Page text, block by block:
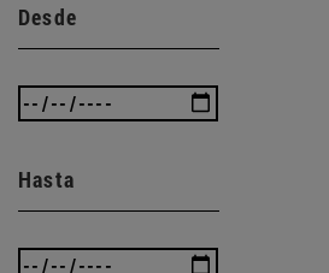
Desde
Hasta